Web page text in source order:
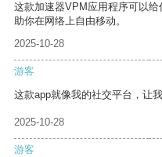
这款加速器VPM应用程序可以
助你在网络上自由移动。
2025-10-28
游客
这款app就像我的社交平台，让
2025-10-28
游客